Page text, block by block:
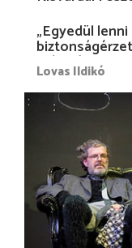
„Egyedül
más nélkül is
Lovas Ildikó